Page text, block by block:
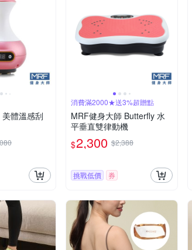
體溫感刮
消費滿2000★送3%超贈點
MRF健身大師 Butterfly ⽔
平垂直雙律動機
$2,300 $2,388
挑戰低價 券